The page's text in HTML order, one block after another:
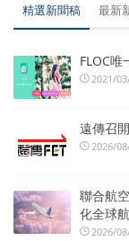
精選新聞稿 最新
FLOC
2021/
遠傳召
2026/
聯合航
化全球
2026/